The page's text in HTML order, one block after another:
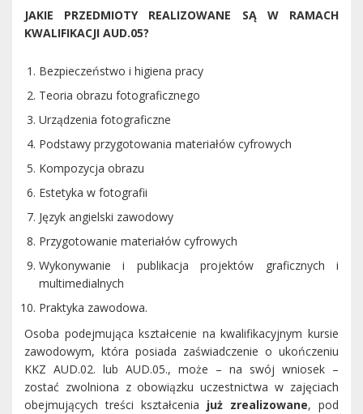
JAKIE PRZEDMIOTY REALIZOWANE SĄ W RAMACH
KWALIFIKACJI AUD.05?
Bezpieczeństwo i higiena pracy
Teoria obrazu fotograficznego
Urządzenia fotograficzne
Podstawy przygotowania materiałów cyfrowych
Kompozycja obrazu
Estetyka w fotografii
Język angielski zawodowy
Przygotowanie materiałów cyfrowych
Wykonywanie i publikacja projektów graficznych i
multimedialnych
Praktyka zawodowa.
Osoba podejmująca kształcenie na kwalifikacyjnym kursie
zawodowym, która posiada zaświadczenie o ukończeniu
KKZ AUD.02. lub AUD.05., może – na swój wniosek –
zostać zwolniona z obowiązku uczestnictwa w zajęciach
obejmujących treści kształcenia już zrealizowane, pod